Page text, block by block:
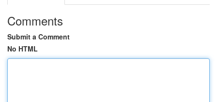
Comments
Submit a Comment
No HTML